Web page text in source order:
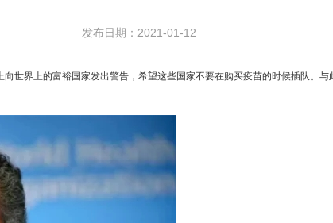
发布日期：2021-01-12
世界上的富裕国家发出警告，希望这些国家不要在购买疫苗的时候插队。